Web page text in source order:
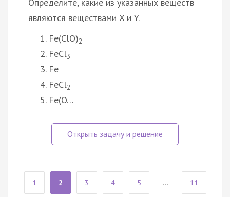
Определите, какие из указанных веществ
являются веществами X и Y.
Fe(ClO)2
FeCl3
Fe
FeCl2
Fe(O…
1 2 3 4 5 ... 11